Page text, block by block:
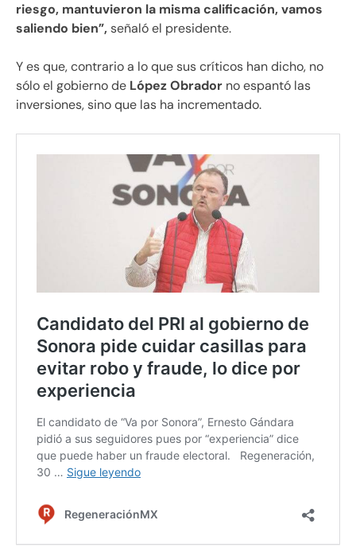
riesgo, mantuvieron la misma calificación, vamos
saliendo bien”, señaló el presidente.
Y es que, contrario a lo que sus críticos han dicho, no
sólo el gobierno de López Obrador no espantó las
inversiones, sino que las ha incrementado.